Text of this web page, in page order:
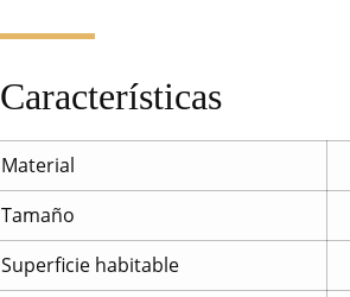
Características
Material
Tamaño
Superficie habitable